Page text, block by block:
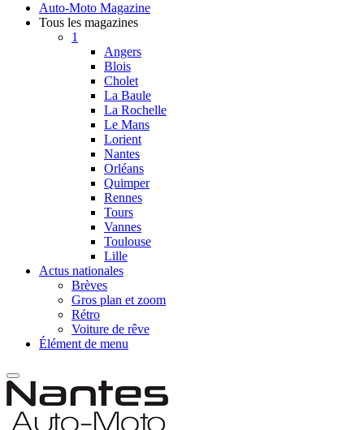
Auto-Moto Magazine
Tous les magazines
1
Angers
Blois
Cholet
La Baule
La Rochelle
Le Mans
Lorient
Nantes
Orléans
Quimper
Rennes
Tours
Vannes
Toulouse
Lille
Actus nationales
Brèves
Gros plan et zoom
Rétro
Voiture de rêve
Élément de menu